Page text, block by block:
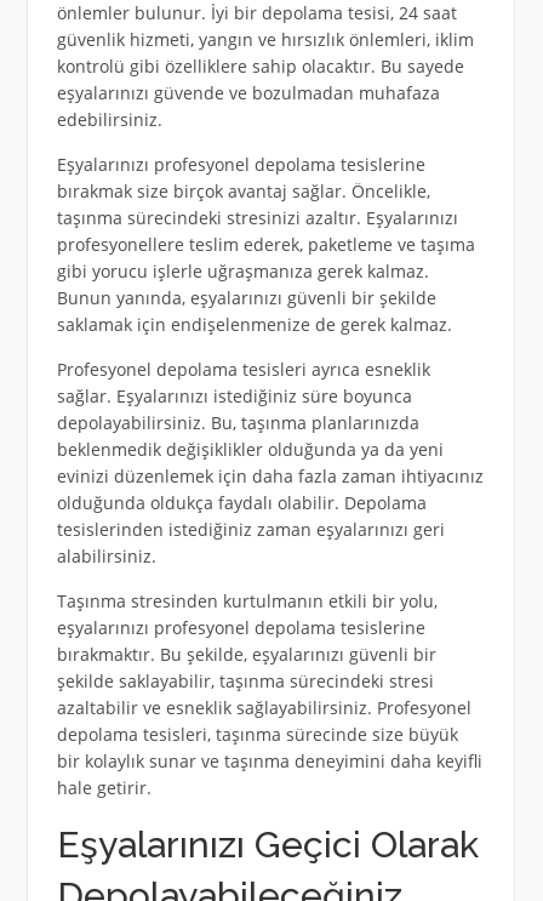
önlemler bulunur. İyi bir depolama tesisi, 24 saat
güvenlik hizmeti, yangın ve hırsızlık önlemleri, iklim
kontrolü gibi özelliklere sahip olacaktır. Bu sayede
eşyalarınızı güvende ve bozulmadan muhafaza
edebilirsiniz.
Eşyalarınızı profesyonel depolama tesislerine
bırakmak size birçok avantaj sağlar. Öncelikle,
taşınma sürecindeki stresinizi azaltır. Eşyalarınızı
profesyonellere teslim ederek, paketleme ve taşıma
gibi yorucu işlerle uğraşmanıza gerek kalmaz.
Bunun yanında, eşyalarınızı güvenli bir şekilde
saklamak için endişelenmenize de gerek kalmaz.
Profesyonel depolama tesisleri ayrıca esneklik
sağlar. Eşyalarınızı istediğiniz süre boyunca
depolayabilirsiniz. Bu, taşınma planlarınızda
beklenmedik değişiklikler olduğunda ya da yeni
evinizi düzenlemek için daha fazla zaman ihtiyacınız
olduğunda oldukça faydalı olabilir. Depolama
tesislerinden istediğiniz zaman eşyalarınızı geri
alabilirsiniz.
Taşınma stresinden kurtulmanın etkili bir yolu,
eşyalarınızı profesyonel depolama tesislerine
bırakmaktır. Bu şekilde, eşyalarınızı güvenli bir
şekilde saklayabilir, taşınma sürecindeki stresi
azaltabilir ve esneklik sağlayabilirsiniz. Profesyonel
depolama tesisleri, taşınma sürecinde size büyük
bir kolaylık sunar ve taşınma deneyimini daha keyifli
hale getirir.
Eşyalarınızı Geçici Olarak